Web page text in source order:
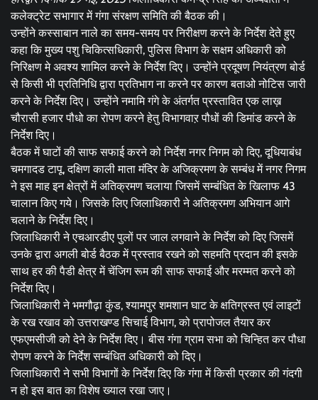
कलेक्ट्रेट सभागार में गंगा संरक्षण समिति की बैठक की।
उन्होंने कस्साबान नाले का समय-समय पर निरीक्षण करने के निर्देश देते हुए
कहा कि मुख्य पशु चिकित्सधिकारी, पुलिस विभाग के सक्षम अधिकारी को
निरिक्षण मे अवश्य शामिल करने के निर्देश दिए। उन्होंने प्रदूषण नियंत्रण बोर्ड
से किसी भी प्रतिनिधि द्वारा प्रतिभाग ना करने पर कारण बताओ नोटिस जारी
करने के निर्देश दिए। उन्होंने नमामि गंगे के अंतर्गत प्रस्तावित एक लाख़
चौरासी हजार पौधो का रोपण करने हेतु विभागवाऱ पौधों की डिमांड करने के
निर्देश दिए।
बैठक में घाटों की साफ सफाई करने को निर्देश नगर निगम को दिए, दूधियाबंध
चमगादड टापू, दक्षिण काली माता मंदिर के अजिक्रमण के सम्बंध में नगर निगम
ने इस माह इन क्षेत्रों में अतिक्रमण चलाया जिसमें सम्बंधित के खिलाफ 43
चालान किए गये। जिसके लिए जिलाधिकारी ने अतिक्रमण अभियान आगे
चलाने के निर्देश दिए।
जिलाधिकारी ने एचआरडीए पुलों पर जाल लगवाने के निर्देश को दिए जिसमें
उनके द्वारा अगली बोर्ड बैठक में प्रस्ताव रखने को सहमति प्रदान की इसके
साथ हर की पैडी क्षेत्र में चेंजिग रूम की साफ सफाई और मरम्मत करने को
निर्देश दिए।
जिलाधिकारी ने भमगौढ़ा कुंड, श्यामपुर शमशान घाट के क्षतिग्रस्त एवं लाइटों
के रख रखाव को उत्तराखण्ड सिचाई विभाग, को प्रापोजल तैयार कर
एफएमसीजी को देने के निर्देश दिए। बीस गंगा ग्राम सभा को चिन्हित कर पौधा
रोपण करने के निर्देश सम्बंधित अधिकारी को दिए।
जिलाधिकारी ने सभी विभागों के निर्देश दिए कि गंगा में किसी प्रकार की गंदगी
न हो इस बात का विशेष ख्याल रखा जाए।